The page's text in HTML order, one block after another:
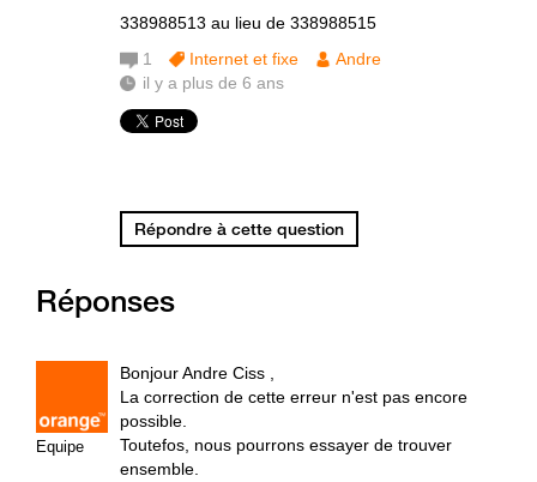
338988513 au lieu de 338988515
1 Internet et fixe
Andre
il y a plus de 6 ans
Répondre à cette question
Réponses
Equipe
Bonjour Andre Ciss ,
La correction de cette erreur n'est pas encore
possible.
Toutefos, nous pourrons essayer de trouver
ensemble.